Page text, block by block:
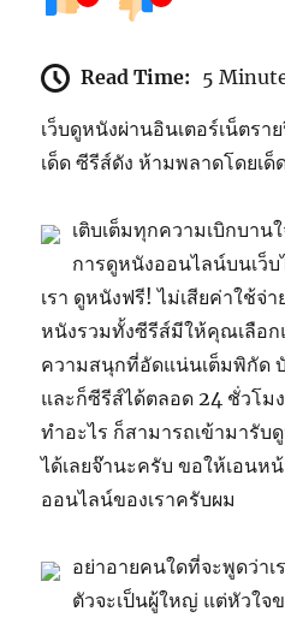
Read Time: 5
เว็บดูหนังผ่านอินเตอร์เน็ตร
เด็ด ซีรีส์ดัง ห้ามพลาดโดยเด็
เติบเต็มทุกความเบิกบา
การดูหนังออนไลน์บนเว็
เรา ดูหนังฟรี! ไม่เสียค่าใช้จ่
หนังรวมทั้งซีรีส์มีให้คุณเลือก
ความสนุกที่อัดแน่นเต็มพิกัด
และก็ซีรีส์ได้ตลอด 24 ชั่วโม
ทำอะไร ก็สามารถเข้ามารับ
ได้เลยจ๊านะครับ ขอให้เอนห
ออนไลน์ของเราครับผม
อย่าอายคนใดที่จะพูดว่าเ
ตัวจะเป็นผู้ใหญ่ แต่หัวใจข